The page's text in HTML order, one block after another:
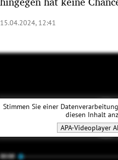
Untermenü
Untermenü
15.04.2024, 12:41
Stimmen Sie einer
diesen Inhalt
APA-Videoplayer